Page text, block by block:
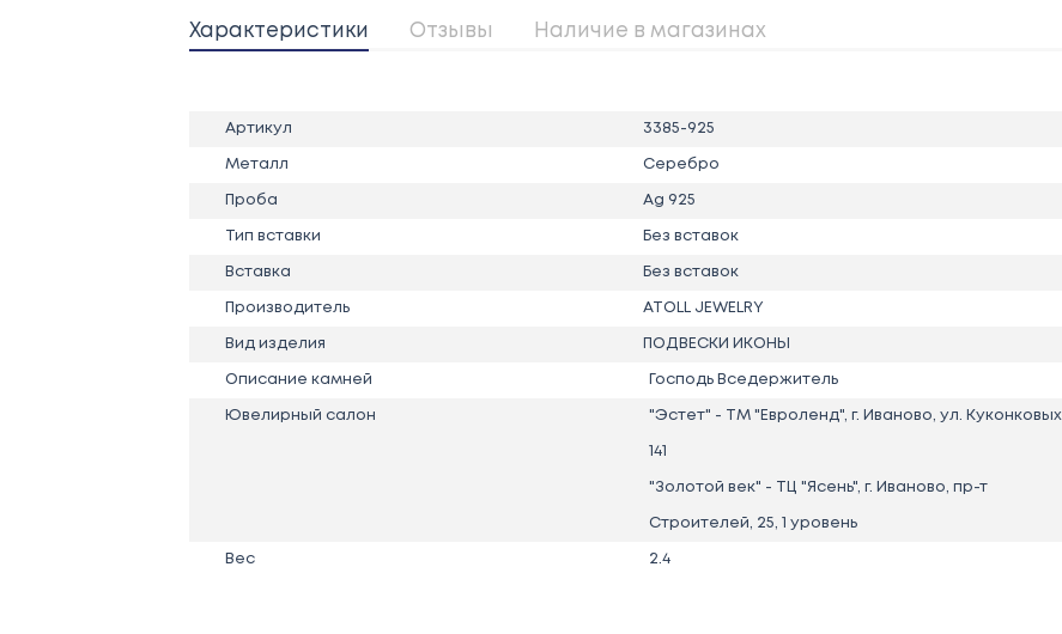
Характеристики Отзывы Наличие в магазинах
Артикул 3385-925
Металл Серебро
Проба Ag 925
Тип вставки Без вставок
Вставка Без вставок
Производитель ATOLL JEWELRY
Вид изделия ПОДВЕСКИ ИКОНЫ
Описание камней Господь Вседержитель
Ювелирный салон "Эстет" - ТМ "Евроленд", г. Иваново, ул. Куконковых,
141
"Золотой век" - ТЦ "Ясень", г. Иваново, пр-т
Строителей, 25, 1 уровень
Вес 2.4